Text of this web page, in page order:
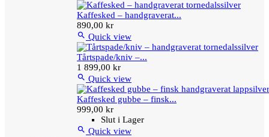
Kaffesked – handgraverat...
890,00 kr
 Quick view
Tårtspade/kniv –...
1 899,00 kr
 Quick view
Kaffesked gubbe – finsk...
999,00 kr
Slut i Lager
 Quick view